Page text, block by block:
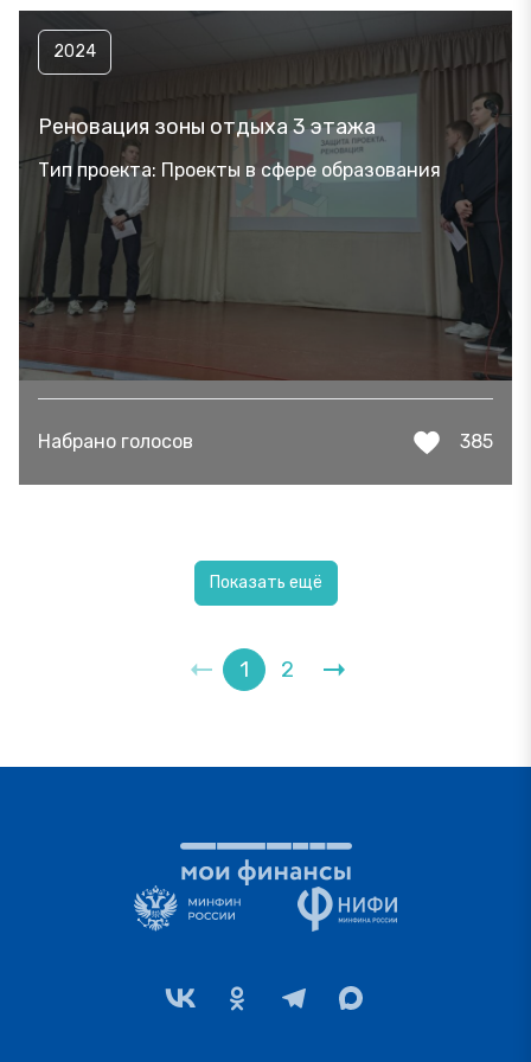
2024
Реновация зоны отдыха 3 этажа
Тип проекта: Проекты в сфере образования
Набрано голосов 385
Показать ещё
1 2